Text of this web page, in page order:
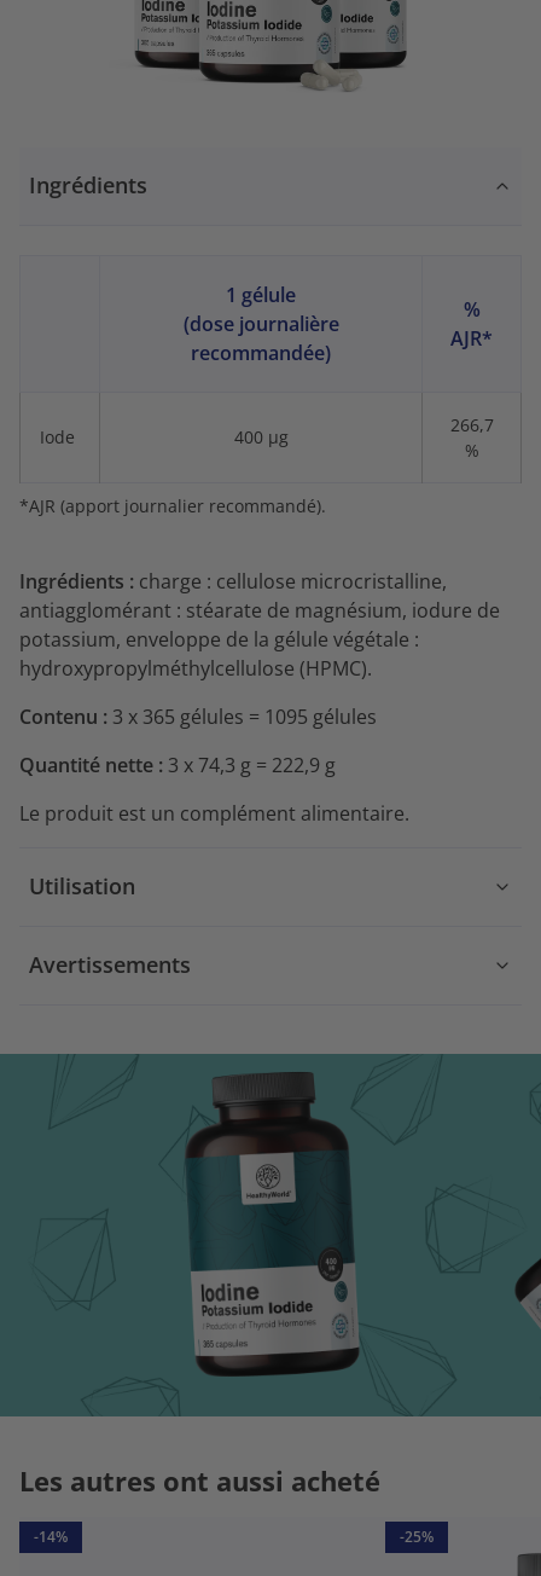
Ingrédients
1 gélule
(dose journalière
recommandée)
%
AJR*
Iode 400 µg
266,7
%
*AJR (apport journalier recommandé).
Ingrédients : charge : cellulose microcristalline,
antiagglomérant : stéarate de magnésium, iodure de
potassium, enveloppe de la gélule végétale :
hydroxypropylméthylcellulose (HPMC).
Contenu : 3 x 365 gélules = 1095 gélules
Quantité nette : 3 x 74,3 g = 222,9 g
Le produit est un complément alimentaire.
Utilisation
Avertissements
Les autres ont aussi acheté
-14% -25%